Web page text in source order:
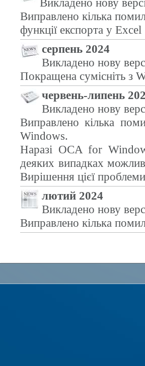
Виправлено кілька
функції експорта у Excel
серпень 2024
Викладено нову
Покращена сумісніть з
червень-липень
Викладено нову
Виправлено кілька
Windows.
Наразі OCA for
деяких випадках
Вирішення цієї
лютий 2024
Викладено нову
Виправлено кілька